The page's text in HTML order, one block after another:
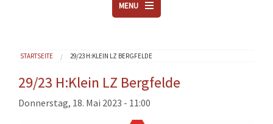
MENU
VEREINE
AKTUELLES
DOWNLOADS
KONTAKT
Sie sind hier
STARTSEITE 29/23 H:KLEIN LZ BERGFELDE
29/23 H:Klein LZ Bergfelde
Donnerstag, 18. Mai 2023 - 11:00